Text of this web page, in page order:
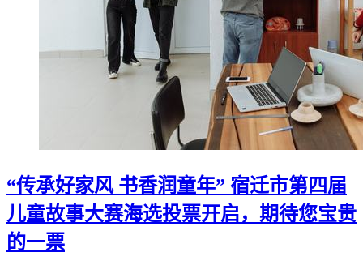
“传承好家风 书香润童年” 宿迁市第四届
儿童故事大赛海选投票开启，期待您宝贵
的一票